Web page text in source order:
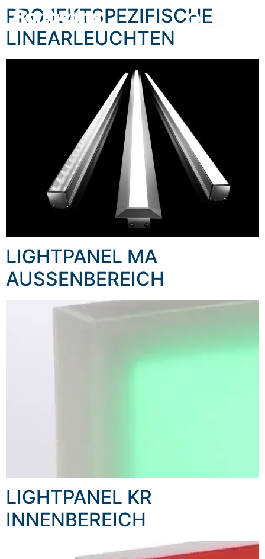
content
PROJEKTSPEZIFISCHE
LINEARLEUCHTEN
LIGHTPANEL MA
AUSSENBEREICH
LIGHTPANEL KR
INNENBEREICH